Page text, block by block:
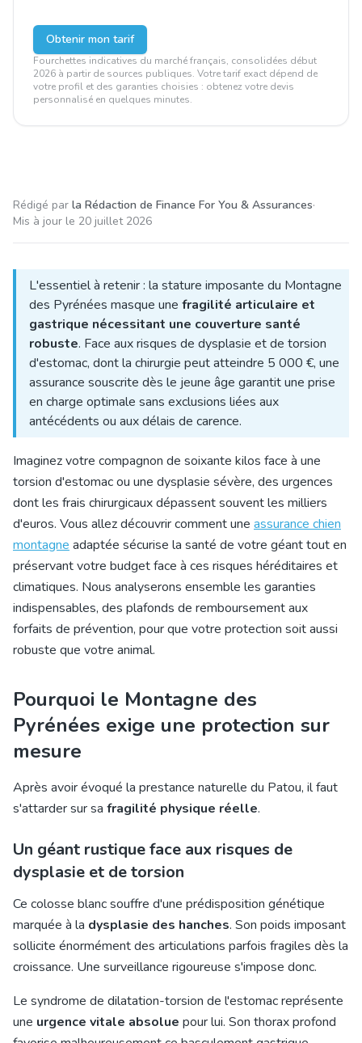
Obtenir mon tarif
Fourchettes indicatives du marché français, consolidées début
2026 à partir de sources publiques. Votre tarif exact dépend de
votre profil et des garanties choisies : obtenez votre devis
personnalisé en quelques minutes.
Rédigé par la Rédaction de Finance For You & Assurances·
Mis à jour le 20 juillet 2026
L'essentiel à retenir : la stature imposante du Montagne
des Pyrénées masque une fragilité articulaire et
gastrique nécessitant une couverture santé
robuste. Face aux risques de dysplasie et de torsion
d'estomac, dont la chirurgie peut atteindre 5 000 €, une
assurance souscrite dès le jeune âge garantit une prise
en charge optimale sans exclusions liées aux
antécédents ou aux délais de carence.
Imaginez votre compagnon de soixante kilos face à une
torsion d'estomac ou une dysplasie sévère, des urgences
dont les frais chirurgicaux dépassent souvent les milliers
d'euros. Vous allez découvrir comment une assurance chien
montagne adaptée sécurise la santé de votre géant tout en
préservant votre budget face à ces risques héréditaires et
climatiques. Nous analyserons ensemble les garanties
indispensables, des plafonds de remboursement aux
forfaits de prévention, pour que votre protection soit aussi
robuste que votre animal.
Pourquoi le Montagne des
Pyrénées exige une protection sur
mesure
Après avoir évoqué la prestance naturelle du Patou, il faut
s'attarder sur sa fragilité physique réelle.
Un géant rustique face aux risques de
dysplasie et de torsion
Ce colosse blanc souffre d'une prédisposition génétique
marquée à la dysplasie des hanches. Son poids imposant
sollicite énormément des articulations parfois fragiles dès la
croissance. Une surveillance rigoureuse s'impose donc.
Le syndrome de dilatation-torsion de l'estomac représente
une urgence vitale absolue pour lui. Son thorax profond